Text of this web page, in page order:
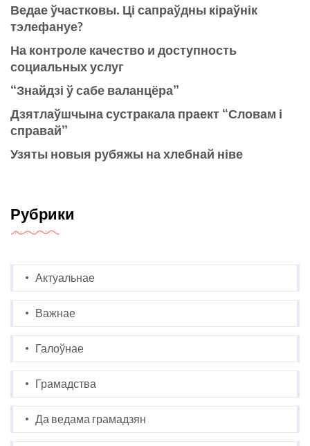
Ведае ўчастковы. Ці сапраўдны кіраўнік
тэлефануе?
На контроле качество и доступность
социальных услуг
“Знайдзі ў сабе валанцёра”
Дзятлаўшчына сустракала праект “Словам і
справай”
Узяты новыя рубяжы на хлебнай ніве
Рубрики
Актуальнае
Важнае
Галоўнае
Грамадства
Да ведама грамадзян